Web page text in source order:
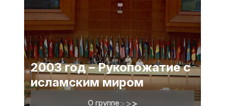
2003 год – Рукопожатие с
исламским миром
О группе>>>